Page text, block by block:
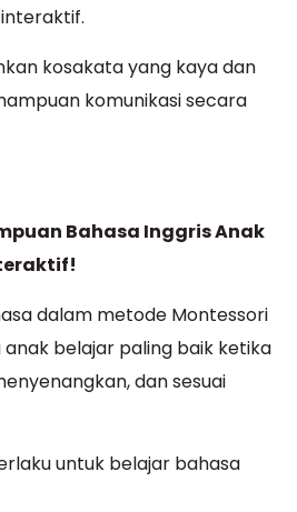
kosakata yang kaya dan
komunikasi secara
Bahasa Inggris Anak
dalam metode Montessori
belajar paling baik ketika
dan sesuai
untuk belajar bahasa